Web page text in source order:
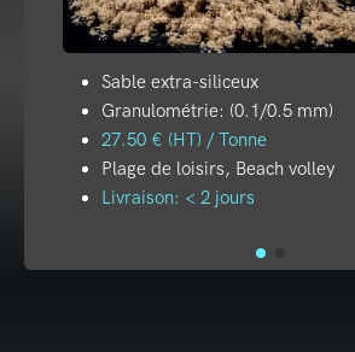
Sable extra-siliceux
Granulométrie: (0.1/0.5 mm)
27.50 € (HT) / Tonne
Plage de loisirs, Beach volley
Livraison: < 2 jours